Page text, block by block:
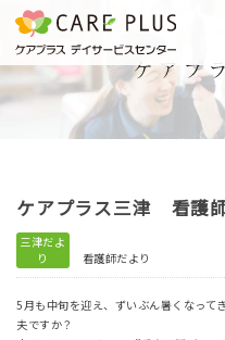
こんな方に
おすすめ
一日体験
ケアプラス三津 看護
三津だよ
り
看護師だより
5月も中旬を迎え、ずいぶん暑くなって
夫ですか？